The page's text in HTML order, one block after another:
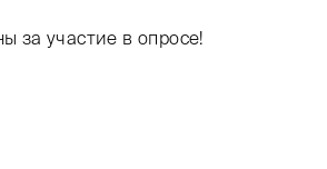
за участие в опросе!